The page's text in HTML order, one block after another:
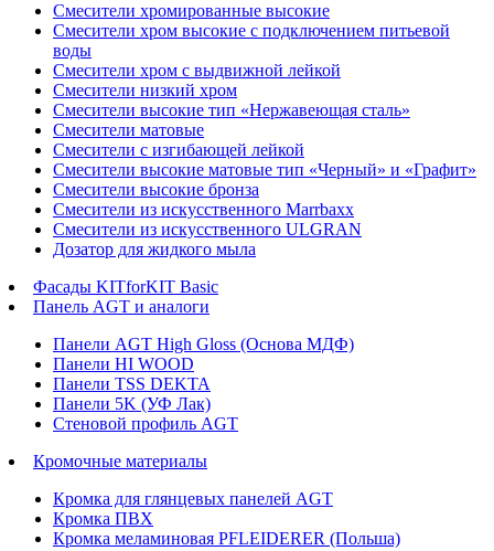
Смесители хромированные высокие
Смесители хром высокие с подключением питьевой
воды
Смесители хром с выдвижной лейкой
Смесители низкий хром
Смесители высокие тип «Нержавеющая сталь»
Смесители матовые
Смесители с изгибающей лейкой
Смесители высокие матовые тип «Черный» и «Графит»
Смесители высокие бронза
Смесители из искусственного Marrbaxx
Смесители из искусственного ULGRAN
Дозатор для жидкого мыла
Фасады KITforKIT Basic
Панель AGT и аналоги
Панели AGT High Gloss (Основа МДФ)
Панели HI WOOD
Панели TSS DEKTA
Панели 5K (УФ Лак)
Стеновой профиль AGT
Кромочные материалы
Кромка для глянцевых панелей AGT
Кромка ПВХ
Кромка меламиновая PFLEIDERER (Польша)